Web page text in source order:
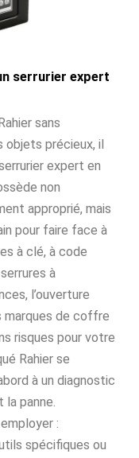
serrurier expert
sans
objets précieux, il
expert en
non
approprié, mais
pour faire face à
à clé, à code
à
l’ouverture
de coffre
risques pour votre
Rahier se
à un diagnostic
panne.
:
spécifiques ou